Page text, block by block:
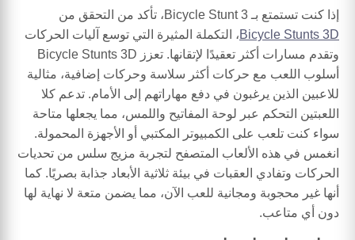
إذا كنت تستمتع بـ Bicycle Stunt 3، تأكد من التحقق من
Bicycle Stunts 3D، التكملة المثيرة التي توسع آليات الحركات
وتقدم مسارات أكثر تعقيدًا لإتقانها. تعزز Bicycle Stunts 3D
أسلوب اللعب مع حركات أكثر سلاسة وحركات إضافية، مثالية
للاعبين الذين يرغبون في دفع مهاراتهم إلى الأمام. تدعم كلا
اللعبتين التحكم عبر لوحة المفاتيح واللمس، مما يجعلها متاحة
سواء كنت تلعب على الكمبيوتر المكتبي أو الأجهزة المحمولة.
انغمس في هذه الألعاب المتصفح لتجربة مزيج سلس من تحديات
الحركات وتفادي العقبات في بيئة ثلاثية الأبعاد جذابة بصريًا. كما
أنها غير محجوبة ومجانية للعب الآن، مما يضمن متعة لا نهاية لها
دون أي متاعب.